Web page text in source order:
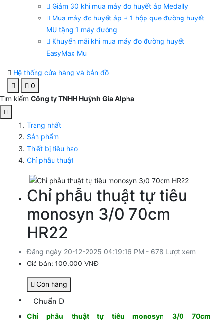
Giảm 30 khi mua máy đo huyết áp Medally
Mua máy đo huyết áp + 1 hộp que đường huyết
MU tặng 1 máy đường
Khuyến mãi khi mua máy đo đường huyết
EasyMax Mu
Hệ thống cửa hàng và bản đồ
0
Tìm kiếm Công ty TNHH Huỳnh Gia Alpha
Trang nhất
Sản phẩm
Thiết bị tiêu hao
Chỉ phẫu thuật
Chỉ phẫu thuật tự tiêu
monosyn 3/0 70cm
HR22
Đăng ngày 20-12-2025 04:19:16 PM - 678 Lượt xem
Giá bán: 109.000 VNĐ
Còn hàng
Chuẩn D
Chỉ phẫu thuật tự tiêu monosyn 3/0 70cm